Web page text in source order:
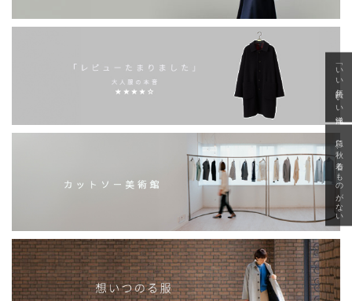
「いい年齢 いい洋服」
急に秋、着るものがない